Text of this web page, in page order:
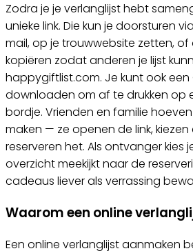
Zodra je je verlanglijst hebt
unieke link. Die kun je doorsturen
mail, op je trouwwebsite zetten, of
kopiëren zodat anderen je lijst
happygiftlist.com. Je kunt ook een
downloaden om af te drukken op
bordje. Vrienden en familie
maken — ze openen de link,
reserveren het. Als ontvanger kies
overzicht meekijkt naar de
cadeaus liever als verrassing
Waarom een online
Een online verlanglijst aanmaken